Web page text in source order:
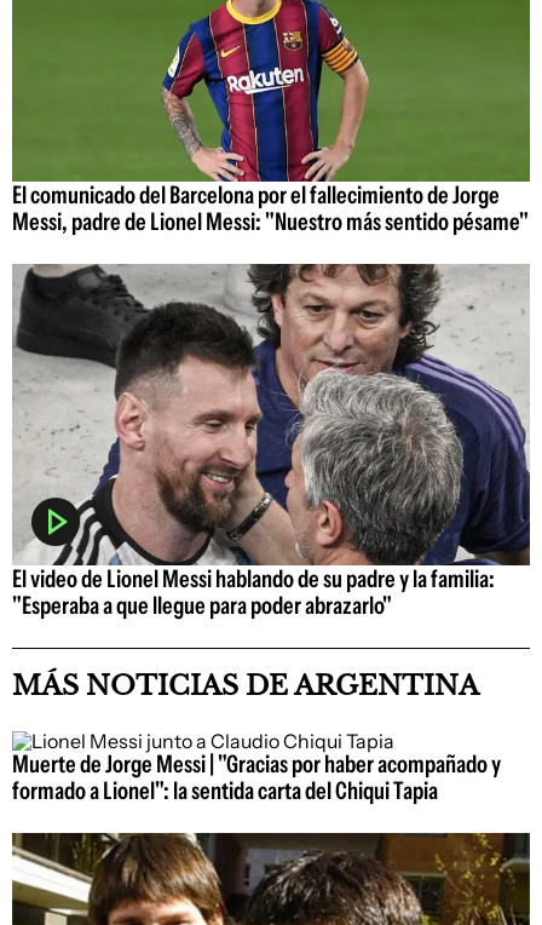
El comunicado del Barcelona por el fallecimiento de Jorge
Messi, padre de Lionel Messi: "Nuestro más sentido pésame"
El video de Lionel Messi hablando de su padre y la familia:
"Esperaba a que llegue para poder abrazarlo"
MÁS NOTICIAS DE ARGENTINA
Muerte de Jorge Messi | "Gracias por haber acompañado y
formado a Lionel": la sentida carta del Chiqui Tapia